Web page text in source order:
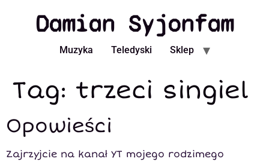
Damian Syjonfam
Muzyka Teledyski Sklep
Tag: trzeci singiel
Opowieści
Zajrzyjcie na kanał YT mojego rodzimego